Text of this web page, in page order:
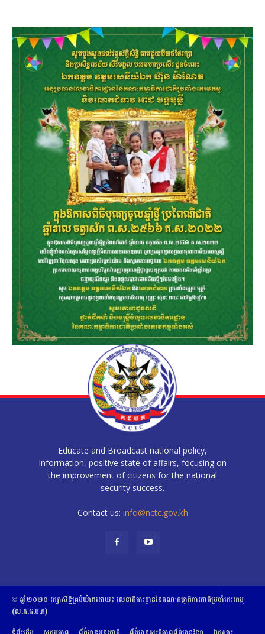
Educate and Broadcast national policy,
Information, positive state of affairs, focusing on
the improvement of citizens for the national
security success.
Contact us: info@nctc.gov.kh
© ឆ្នាំ២០២០​ ​រក្សាសិទ្ធិ​គ្រប់យ៉ាង​ដោយ​៖​ ​លេខាធិការដ្ឋាននៃគណៈកម្មាធិការជាតិប្រចាំភេរវកម្ម
(ល.គ.ជ.ប.ភ)